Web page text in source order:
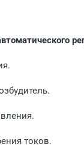
токов.